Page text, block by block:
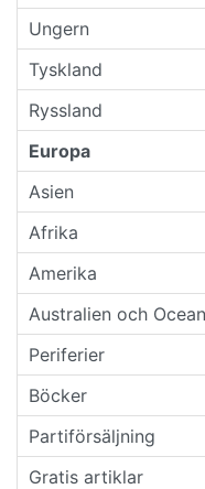
Ungern
Tyskland
Ryssland
Europa
Asien
Afrika
Amerika
Australien och
Periferier
Böcker
Partiförsäljning
Gratis artiklar